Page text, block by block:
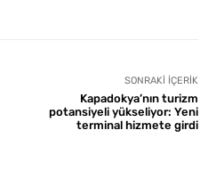
SONRAKI İÇERIK
Kapadokya’nın turizm
potansiyeli yükseliyor: Yeni
terminal hizmete girdi